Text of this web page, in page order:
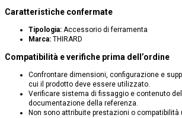
Caratteristiche confermate
Tipologia: Accessorio di ferramenta
Marca: THIRARD
Compatibilità e verifiche prima dell’ordine
Confrontare dimensioni, configurazione e
cui il prodotto deve essere utilizzato.
Verificare sistema di fissaggio e contenuto
documentazione della referenza.
Non sono attribuite prestazioni o